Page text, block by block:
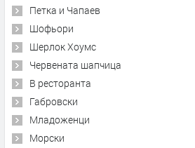
Петка и Чапаев
Шофьори
Шерлок Хоумс
Червената шапчица
В ресторанта
Габровски
Младоженци
Морски